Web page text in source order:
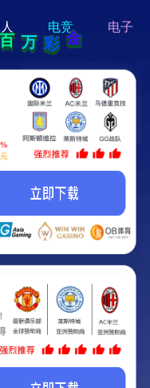
啦...